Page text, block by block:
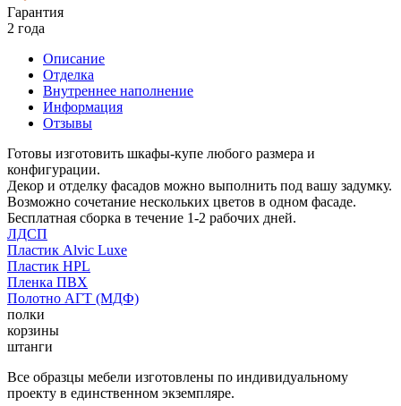
Гарантия
2 года
Описание
Отделка
Внутреннее наполнение
Информация
Отзывы
Готовы изготовить шкафы-купе любого размера и
конфигурации.
Декор и отделку фасадов можно выполнить под вашу задумку.
Возможно сочетание нескольких цветов в одном фасаде.
Бесплатная сборка в течение 1-2 рабочих дней.
ЛДСП
Пластик Alvic Luxe
Пластик HPL
Пленка ПВХ
Полотно АГТ (МДФ)
полки
корзины
штанги
Все образцы мебели изготовлены по индивидуальному
проекту в единственном экземпляре.